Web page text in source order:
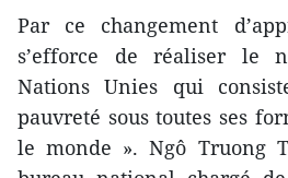
Par ce changement
s’efforce de réaliser le
Nations Unies qui
pauvreté sous toutes ses
le monde ». Ngô Truong